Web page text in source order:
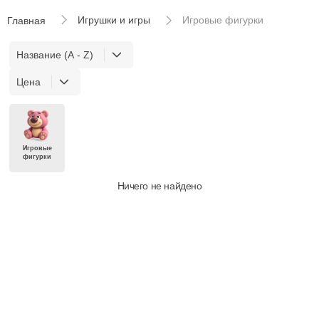
Главная Игрушки и игры Игровые фигурки
Название (A - Z)
Цена
Игровые
фигурки
Ничего не найдено